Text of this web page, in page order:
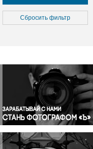
Культура
Медицина
Окружающая среда
Политика
Правосудие
Происшествия и конфликты
Религия
Светская жизнь
Спорт
Сбросить фильтр